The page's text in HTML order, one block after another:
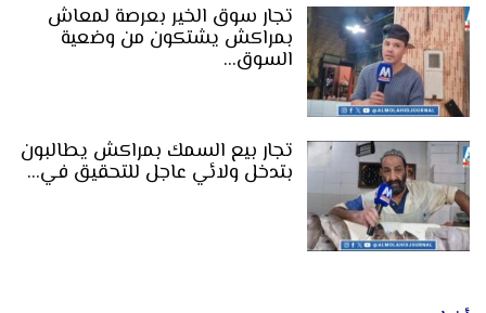
تجار سوق الخير بعرصة لمعاش
بمراكش يشتكون من وضعية
السوق…
تجار بيع السمك بمراكش يطالبون
بتدخل ولائي عاجل للتحقيق في…